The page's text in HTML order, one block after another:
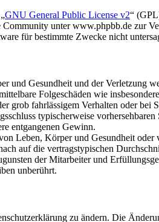
GNU General Public License v2“
unter www.phpbb.de zur
für bestimmte Zwecke nicht
und Gesundheit und der Verletzung
Folgeschäden wie
grob fahrlässigem Verhalten oder
typischerweise
entgangenen Gewinn.
Leben, Körper und Gesundheit
auf die vertragstypischen
der Mitarbeiter und
unberührt.
zu ändern. Die